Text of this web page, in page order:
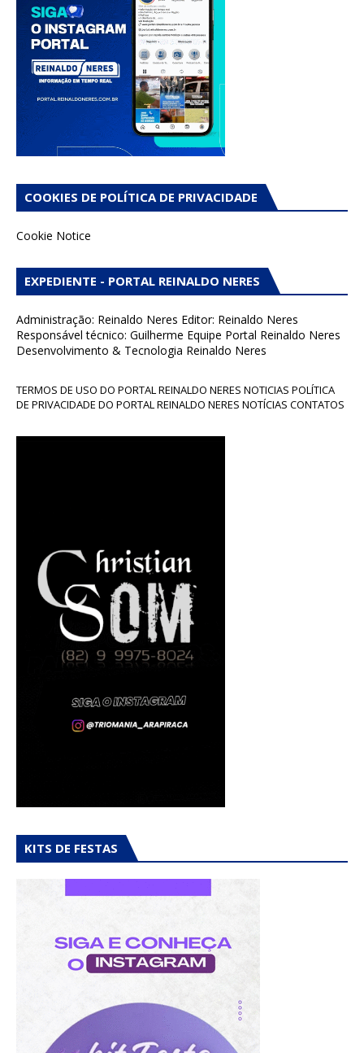
COOKIES DE POLÍTICA DE PRIVACIDADE
Cookie Notice
EXPEDIENTE - PORTAL REINALDO NERES
Administração: Reinaldo Neres Editor: Reinaldo Neres
Responsável técnico: Guilherme Equipe Portal Reinaldo Neres
Desenvolvimento & Tecnologia Reinaldo Neres
TERMOS DE USO DO PORTAL REINALDO NERES NOTICIAS POLÍTICA
DE PRIVACIDADE DO PORTAL REINALDO NERES NOTÍCIAS CONTATOS
KITS DE FESTAS